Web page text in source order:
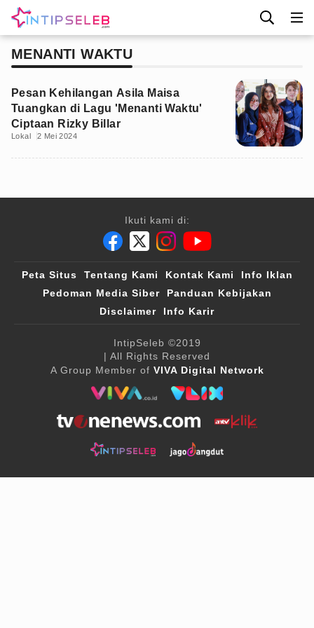
MENANTI WAKTU
Pesan Kehilangan Asila Maisa
Tuangkan di Lagu 'Menanti Waktu'
Ciptaan Rizky Billar
Lokal 2 Mei 2024
Ikuti kami di:
Peta Situs Tentang Kami Kontak Kami
Info Iklan
Pedoman Media Siber
Panduan Kebijakan
Disclaimer
Info Karir
IntipSeleb ©2019
| All Rights Reserved
A Group Member of VIVA Digital Network